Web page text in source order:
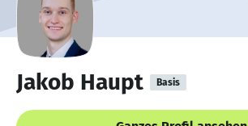
Jakob Haupt Basis